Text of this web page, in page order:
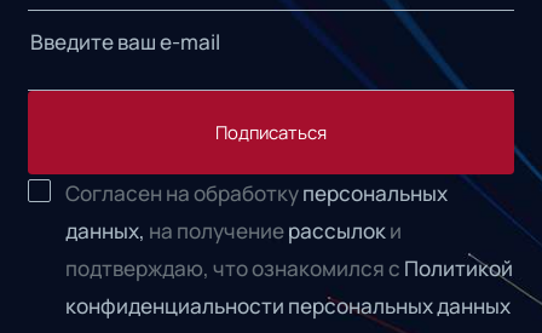
Подписаться
Согласен на обработкуперсональных
данных, на получениерассылоки
подтверждаю, что ознакомился с Политикой
конфиденциальности персональных данных